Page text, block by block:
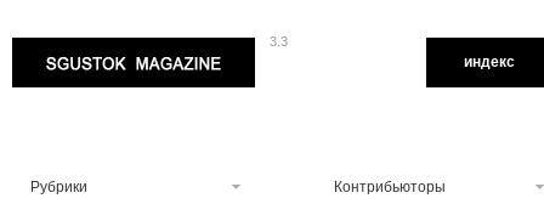
3.3
индекс
Рубрики Контрибьюторы